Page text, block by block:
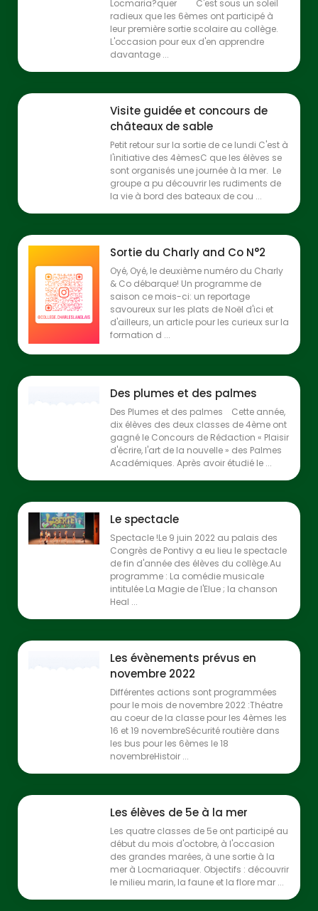
Locmaria?quer C'est sous un soleil
radieux que les 6èmes ont participé à
leur première sortie scolaire au collège.
L'occasion pour eux d'en apprendre
davantage ...
Visite guidée et concours de
châteaux de sable
Petit retour sur la sortie de ce lundi C'est à
l'initiative des 4èmesC que les élèves se
sont organisés une journée à la mer. Le
groupe a pu découvrir les rudiments de
la vie à bord des bateaux de cou ...
Sortie du Charly and Co N°2
Oyé, Oyé, le deuxième numéro du Charly
& Co débarque! Un programme de
saison ce mois-ci: un reportage
savoureux sur les plats de Noël d'ici et
d'ailleurs, un article pour les curieux sur la
formation d ...
Des plumes et des palmes
Des Plumes et des palmes Cette année,
dix élèves des deux classes de 4ème ont
gagné le Concours de Rédaction « Plaisir
d'écrire, l'art de la nouvelle » des Palmes
Académiques. Après avoir étudié le ...
Le spectacle
Spectacle !Le 9 juin 2022 au palais des
Congrès de Pontivy a eu lieu le spectacle
de fin d'année des élèves du collège.Au
programme : La comédie musicale
intitulée La Magie de l'Elue ; la chanson
Heal ...
Les évènements prévus en
novembre 2022
Différentes actions sont programmées
pour le mois de novembre 2022 :Théatre
au coeur de la classe pour les 4èmes les
16 et 19 novembreSécurité routière dans
les bus pour les 6èmes le 18
novembreHistoir ...
Les élèves de 5e à la mer
Les quatre classes de 5e ont participé au
début du mois d'octobre, à l'occasion
des grandes marées, à une sortie à la
mer à Locmariaquer. Objectifs : découvrir
le milieu marin, la faune et la flore mar ...